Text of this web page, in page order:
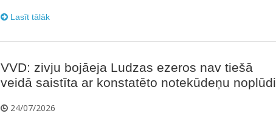
Lasīt tālāk
VVD: zivju bojāeja Ludzas ezeros nav tiešā
veidā saistīta ar konstatēto notekūdeņu noplūdi
24/07/2026